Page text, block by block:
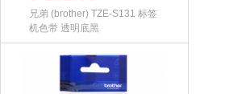
兄弟 (brother) TZE-S131 标签
机色带 透明底黑